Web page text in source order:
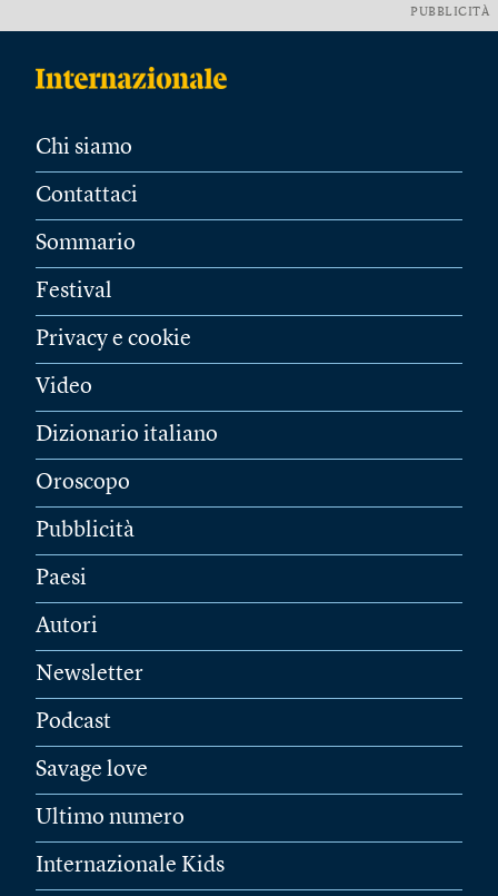
PUBBLICITÀ
Chi siamo
Contattaci
Sommario
Festival
Privacy e cookie
Video
Dizionario italiano
Oroscopo
Pubblicità
Paesi
Autori
Newsletter
Podcast
Savage love
Ultimo numero
Internazionale Kids